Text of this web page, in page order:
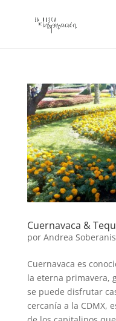
Cuernavaca &
por Andrea Soberanis
Cuernavaca es
la eterna primavera,
se puede disfrutar
cercanía a la CDMX,